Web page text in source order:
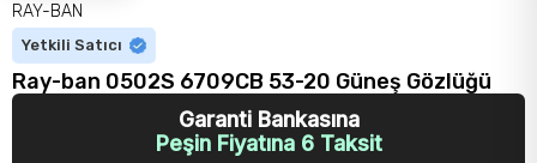
RAY-BAN
Yetkili Satıcı
Ray-ban 0502S 6709CB 53-20 Güneş Gözlüğü
Garanti Bankasına
Peşin Fiyatına 6 Taksit